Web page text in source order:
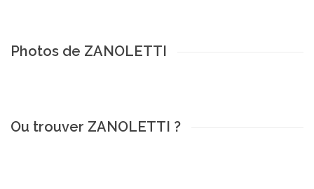
Photos de ZANOLETTI
Ou trouver ZANOLETTI ?